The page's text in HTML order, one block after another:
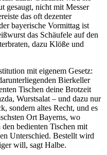
gesaugt, nicht mit Messer
das oft dezenter
bayerische Vormittag ist
das Schäufele auf den
dazu Klöße und
mit eigenem Gesetz:
Bierkeller
Tischen deine Brotzeit
Wurstsalat – und dazu nur
sondern altes Recht, und es
Ort Bayerns, wo
bedienten Tischen mit
Unterschied. Bestellt wird
will, sagt Halbe.